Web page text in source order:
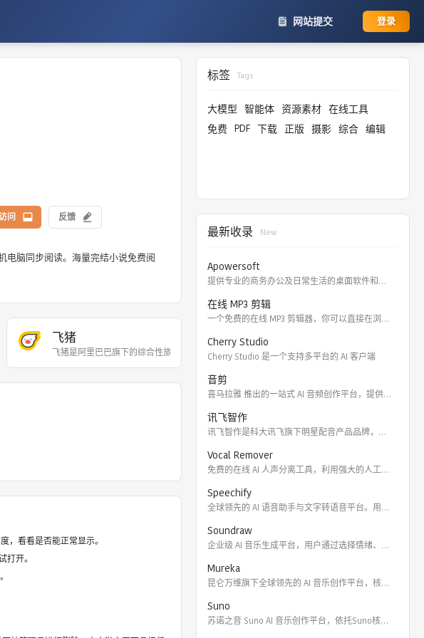
网站提交 登录
问 反馈
电脑同步阅读。海量完结小说免费阅
票、酒店、度假、
飞猪
飞猪是阿里巴巴旗下的综合性旅游出行服务平台。飞猪整
，看看是否能正常显示。
开。
标签 Tags
大模型 智能体 资源素材 在线工具
免费 PDF 下载 正版 摄影 综合 编辑
最新收录 New
Apowersoft
提供专业的商务办公及日常生活的桌面软件和在线应用。 软件涵盖
在线 MP3 剪辑
一个免费的在线 MP3 剪辑器，你可以直接在浏览器里剪切，裁
Cherry Studio
Cherry Studio 是一个支持多平台的 AI 客户端
音剪
喜马拉雅 推出的一站式 AI 音频创作平台，提供云端协作、3
讯飞智作
讯飞智作是科大讯飞旗下明星配音产品品牌，提供合成配音软件、真
Vocal Remover
免费的在线 AI 人声分离工具，利用强大的人工智能算法将歌曲
Speechify
全球领先的 AI 语音助手与文字转语音平台。用户可通过 Ch
Soundraw
企业级 AI 音乐生成平台，用户通过选择情绪、流派、乐器及长
Mureka
昆仑万维旗下全球领先的 AI 音乐创作平台，核心模型包括全球
Suno
苏诺之音 Suno AI 音乐创作平台，依托Suno核心模型